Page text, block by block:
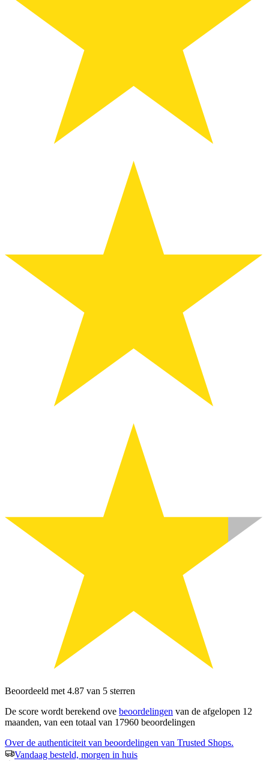
Beoordeeld met 4.87 van 5 sterren
De score wordt berekend ove beoordelingen van de afgelopen 12
maanden, van een totaal van 17960 beoordelingen
Over de authenticiteit van beoordelingen van Trusted Shops.
Vandaag besteld, morgen in huis